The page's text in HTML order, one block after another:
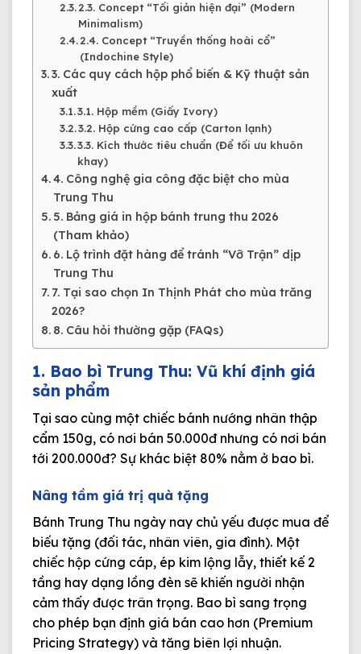
2.3. Concept “Tối giản hiện đại” (Modern
Minimalism)
2.4. Concept “Truyền thống hoài cổ”
(Indochine Style)
3. Các quy cách hộp phổ biến & Kỹ thuật sản
xuất
3.1. Hộp mềm (Giấy Ivory)
3.2. Hộp cứng cao cấp (Carton lạnh)
3.3. Kích thước tiêu chuẩn (Để tối ưu khuôn
khay)
4. Công nghệ gia công đặc biệt cho mùa
Trung Thu
5. Bảng giá in hộp bánh trung thu 2026
(Tham khảo)
6. Lộ trình đặt hàng để tránh “Vỡ Trận” dịp
Trung Thu
7. Tại sao chọn In Thịnh Phát cho mùa trăng
2026?
8. Câu hỏi thường gặp (FAQs)
1. Bao bì Trung Thu: Vũ khí định giá
sản phẩm
Tại sao cùng một chiếc bánh nướng nhân thập
cẩm 150g, có nơi bán 50.000đ nhưng có nơi bán
tới 200.000đ? Sự khác biệt 80% nằm ở bao bì.
Nâng tầm giá trị quà tặng
Bánh Trung Thu ngày nay chủ yếu được mua để
biếu tặng (đối tác, nhân viên, gia đình). Một
chiếc hộp cứng cáp, ép kim lộng lẫy, thiết kế 2
tầng hay dạng lồng đèn sẽ khiến người nhận
cảm thấy được trân trọng. Bao bì sang trọng
cho phép bạn định giá bán cao hơn (Premium
Pricing Strategy) và tăng biên lợi nhuận.